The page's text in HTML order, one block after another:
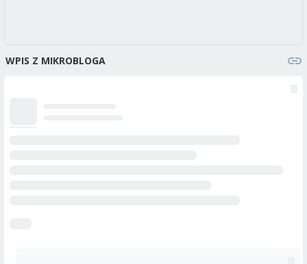
WPIS Z MIKROBLOGA